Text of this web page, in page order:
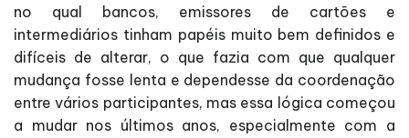
no qual bancos, emissores de cartões e
intermediários tinham papéis muito bem definidos e
difíceis de alterar, o que fazia com que qualquer
mudança fosse lenta e dependesse da coordenação
entre vários participantes, mas essa lógica começou
a mudar nos últimos anos, especialmente com a